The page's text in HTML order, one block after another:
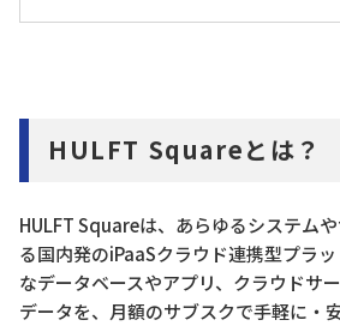
HULFT Squareとは？
HULFT Squareは、あらゆるシステム
る国内発のiPaaSクラウド連携型プラ
なデータベースやアプリ、クラウドサ
データを、月額のサブスクで手軽に・